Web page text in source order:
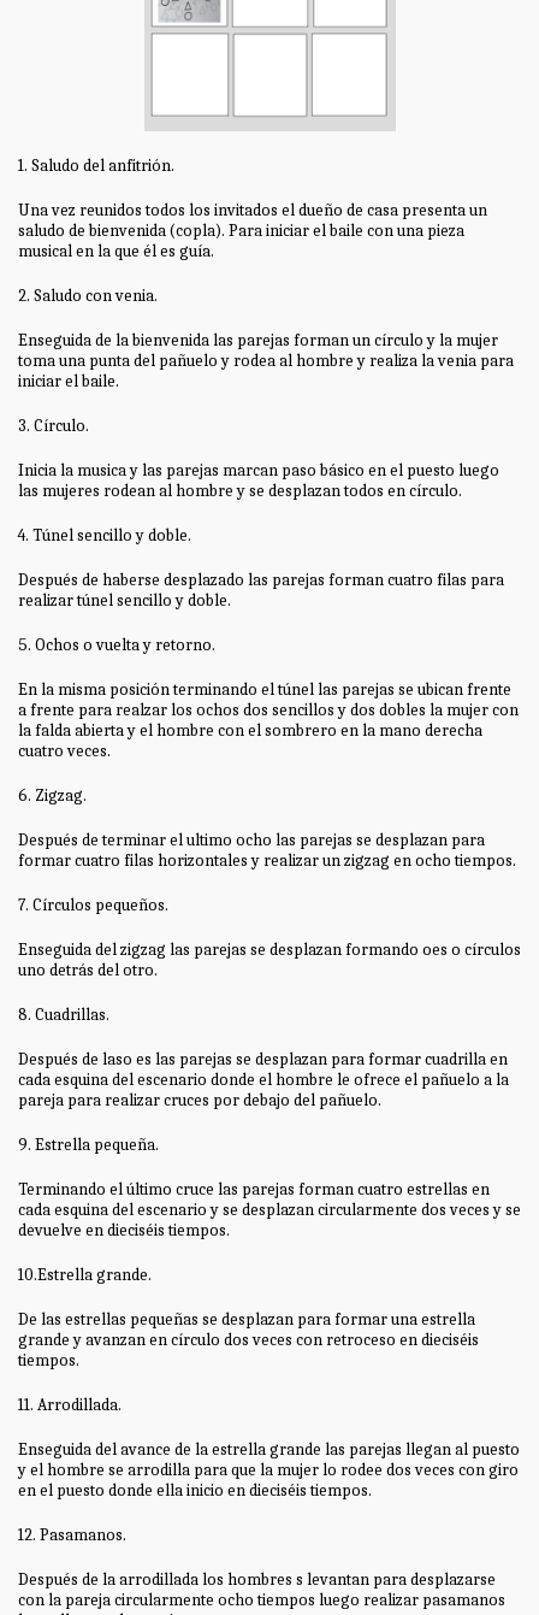
1. Saludo del anfitrión.
Una vez reunidos todos los invitados el dueño de casa presenta un
saludo de bienvenida (copla). Para iniciar el baile con una pieza
musical en la que él es guía.
2. Saludo con venia.
Enseguida de la bienvenida las parejas forman un círculo y la mujer
toma una punta del pañuelo y rodea al hombre y realiza la venia para
iniciar el baile.
3. Círculo.
Inicia la musica y las parejas marcan paso básico en el puesto luego
las mujeres rodean al hombre y se desplazan todos en círculo.
4. Túnel sencillo y doble.
Después de haberse desplazado las parejas forman cuatro filas para
realizar túnel sencillo y doble.
5. Ochos o vuelta y retorno.
En la misma posición terminando el túnel las parejas se ubican frente
a frente para realzar los ochos dos sencillos y dos dobles la mujer con
la falda abierta y el hombre con el sombrero en la mano derecha
cuatro veces.
6. Zigzag.
Después de terminar el ultimo ocho las parejas se desplazan para
formar cuatro filas horizontales y realizar un zigzag en ocho tiempos.
7. Círculos pequeños.
Enseguida del zigzag las parejas se desplazan formando oes o círculos
uno detrás del otro.
8. Cuadrillas.
Después de laso es las parejas se desplazan para formar cuadrilla en
cada esquina del escenario donde el hombre le ofrece el pañuelo a la
pareja para realizar cruces por debajo del pañuelo.
9. Estrella pequeña.
Terminando el último cruce las parejas forman cuatro estrellas en
cada esquina del escenario y se desplazan circularmente dos veces y se
devuelve en dieciséis tiempos.
10.Estrella grande.
De las estrellas pequeñas se desplazan para formar una estrella
grande y avanzan en círculo dos veces con retroceso en dieciséis
tiempos.
11. Arrodillada.
Enseguida del avance de la estrella grande las parejas llegan al puesto
y el hombre se arrodilla para que la mujer lo rodee dos veces con giro
en el puesto donde ella inicio en dieciséis tiempos.
12. Pasamanos.
Después de la arrodillada los hombres s levantan para desplazarse
con la pareja circularmente ocho tiempos luego realizar pasamanos